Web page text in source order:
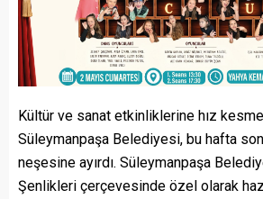
Kültür ve sanat etkinliklerine hız
Süleymanpaşa Belediyesi, bu hafta
neşesine ayırdı. Süleymanpaşa
Şenlikleri çerçevesinde özel olarak